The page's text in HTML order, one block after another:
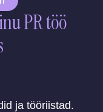
PR töö
ja tööriistad.